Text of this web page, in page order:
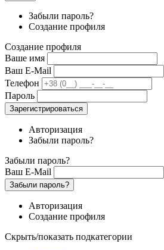
Забыли пароль?
Создание профиля
Создание профиля
Ваше имя
Ваш E-Mail
Телефон
Пароль
Зарегистрироваться
Авторизация
Забыли пароль?
Забыли пароль?
Ваш E-Mail
Забыли пароль?
Авторизация
Создание профиля
Скрыть/показать подкатегории